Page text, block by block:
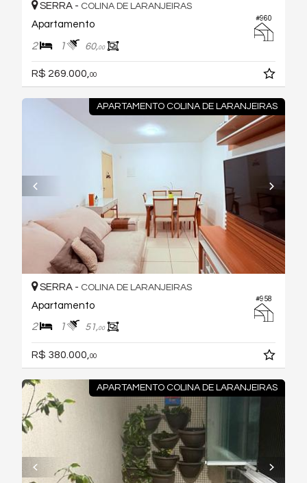
#960
SERRA - COLINA DE LARANJEIRAS
Apartamento
2 1 60,00
R$ 269.000,00
APARTAMENTO COLINA DE LARANJEIRAS
#958
SERRA - COLINA DE LARANJEIRAS
Apartamento
2 1 51,00
R$ 380.000, 00
APARTAMENTO COLINA DE LARANJEIRAS